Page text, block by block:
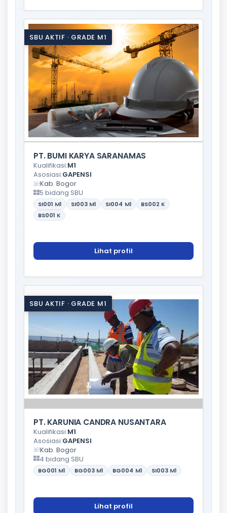
SBU AKTIF · GRADE M1
PT. BUMI KARYA SARANAMAS
Kualifikasi:M1
Asosiasi:GAPENSI
Kab. Bogor
5 bidang SBU
SI001 M1 SI003 M1 SI004 M1 BS002 K
BS001 K
Lihat profil
SBU AKTIF · GRADE M1
PT. KARUNIA CANDRA NUSANTARA
Kualifikasi:M1
Asosiasi:GAPENSI
Kab. Bogor
4 bidang SBU
BG001 M1 BG003 M1 BG004 M1 SI003 M1
Lihat profil